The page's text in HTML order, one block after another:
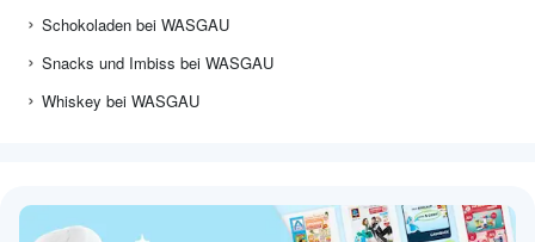
Schokoladen bei WASGAU
Snacks und Imbiss bei WASGAU
Whiskey bei WASGAU